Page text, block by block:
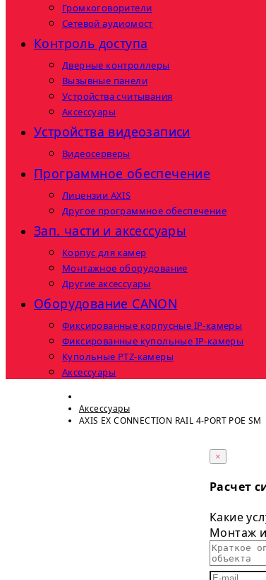
Громкоговорители
Сетевой аудиомост
Контроль доступа
Дверные контроллеры
Вызывные панели
Устройства считывания
Аксессуары
Устройства видеозаписи
Видеосерверы
Программное обеспечение
Лицензии AXIS
Другое программное обеспечение
Зап. части и аксессуары
Корпус для камер
Монтажное оборудование
Другие аксессуары
Оборудование CANON
Фиксированные корпусные IP-камеры
Фиксированные купольные IP-камеры
Купольные PTZ-камеры
Аксессуары
Аксессуары
AXIS EX CONNECTION RAIL 4-PORT POE SM
×
Расчет
Какие
Монтаж